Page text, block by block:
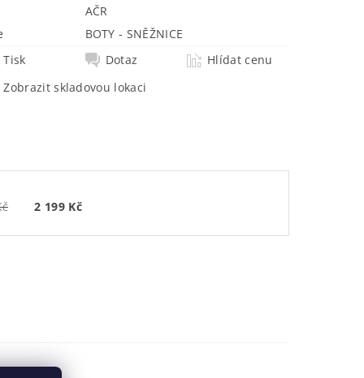
AČR
BOTY - SNĚŽNICE
Tisk
Dotaz
Hlídat cenu
Zobrazit skladovou lokaci
2 199 Kč